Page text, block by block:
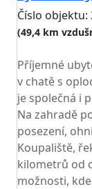
Číslo objektu:
(49,4 km
Příjemné
v chatě s
je společná i
Na zahradě
posezení,
Koupaliště,
kilometrů od
možnosti,